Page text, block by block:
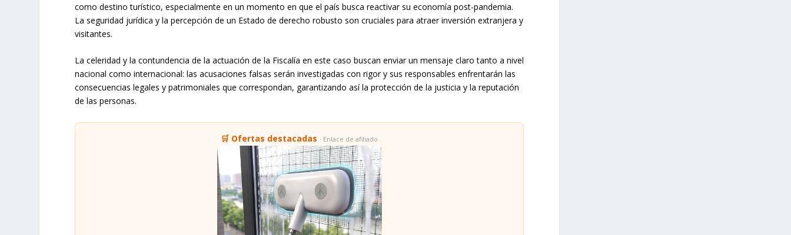
como destino turístico, especialmente en un momento en que el país busca reactivar su economía post-pandemia.
La seguridad jurídica y la percepción de un Estado de derecho robusto son cruciales para atraer inversión extranjera y
visitantes.
La celeridad y la contundencia de la actuación de la Fiscalía en este caso buscan enviar un mensaje claro tanto a nivel
nacional como internacional: las acusaciones falsas serán investigadas con rigor y sus responsables enfrentarán las
consecuencias legales y patrimoniales que correspondan, garantizando así la protección de la justicia y la reputación
de las personas.
🛒 Ofertas destacadas · Enlace de afiliado